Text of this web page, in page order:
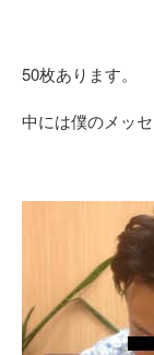
50枚あります。
中には僕のメッ